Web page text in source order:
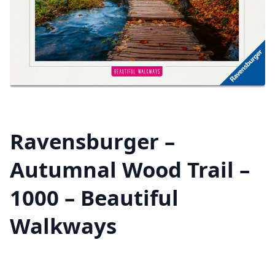
Ravensburger –
Autumnal Wood Trail –
1000 – Beautiful
Walkways